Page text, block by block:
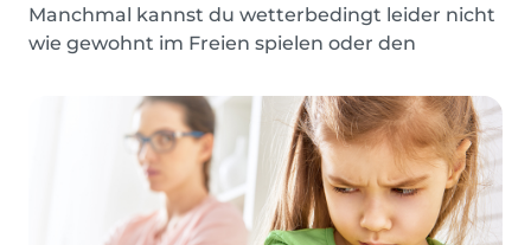
Manchmal kannst du wetterbedingt leider nicht
wie gewohnt im Freien spielen oder den
Tagen sitzt man oft stundenlang am
Frühstückstisch und wird sich gemeinsam nicht
einig, was man denn stattdesse...